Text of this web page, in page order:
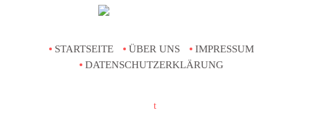
STARTSEITE ÜBER UNS
IMPRESSUM
DATENSCHUTZERKLÄRUNG